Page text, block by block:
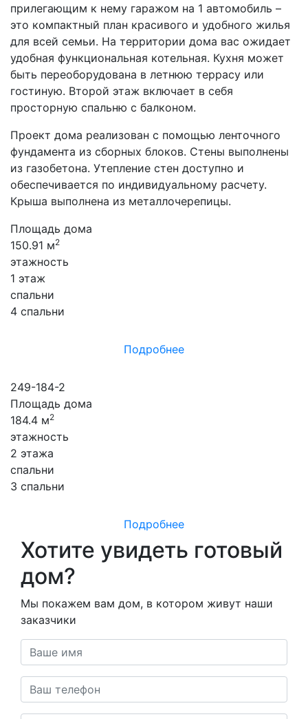
прилегающим к нему гаражом на 1 автомобиль –
это компактный план красивого и удобного жилья
для всей семьи. На территории дома вас ожидает
удобная функциональная котельная. Кухня может
быть переоборудована в летнюю террасу или
гостиную. Второй этаж включает в себя
просторную спальню с балконом.
Проект дома реализован с помощью ленточного
фундамента из сборных блоков. Стены выполнены
из газобетона. Утепление стен доступно и
обеспечивается по индивидуальному расчету.
Крыша выполнена из металлочерепицы.
Площадь дома
150.91 м2
этажность
1 этаж
спальни
4 спальни
Подробнее
249-184-2
Площадь дома
184.4 м2
этажность
2 этажа
спальни
3 спальни
Подробнее
Хотите увидеть готовый
дом?
Мы покажем вам дом, в котором живут наши
заказчики